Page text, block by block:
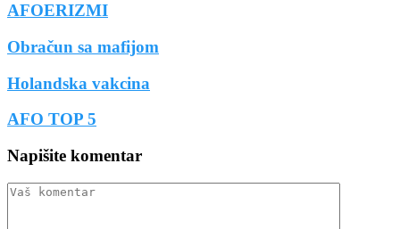
AFOERIZMI
Obračun sa mafijom
Holandska vakcina
AFO TOP 5
Napišite komentar